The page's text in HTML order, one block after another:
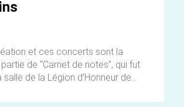
et ces concerts sont la
de “Carnet de notes”, qui fut
salle de la Légion d’Honneur de...